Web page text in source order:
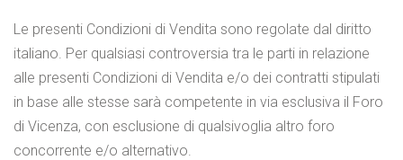
Le presenti Condizioni di Vendita sono regolate dal diritto
italiano. Per qualsiasi controversia tra le parti in relazione
alle presenti Condizioni di Vendita e/o dei contratti stipulati
in base alle stesse sarà competente in via esclusiva il Foro
di Vicenza, con esclusione di qualsivoglia altro foro
concorrente e/o alternativo.